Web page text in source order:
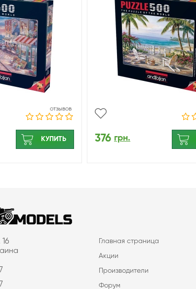
отзывов
КУПИТЬ 376 грн.
Главная страница
Акции
Производители
Форум